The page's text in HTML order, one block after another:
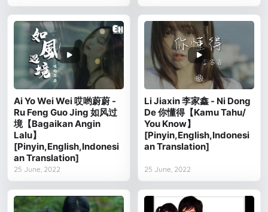
Ai Yo Wei Wei 哎哟蔚蔚 -
Ru Feng Guo Jing 如风过
境【Bagaikan Angin
Lalu】
[Pinyin,English,Indonesi
an Translation]
25 June, 2022
Li Jiaxin 李家鑫 - Ni Dong
De 你懂得【Kamu Tahu/
You Know】
[Pinyin,English,Indonesi
an Translation]
25 June, 2022